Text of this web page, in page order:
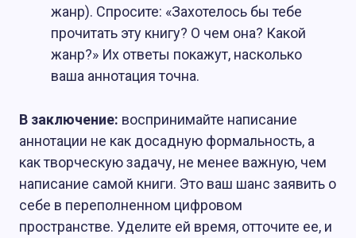
жанр). Спросите: «Захотелось бы тебе
прочитать эту книгу? О чем она? Какой
жанр?» Их ответы покажут, насколько
ваша аннотация точна.
В заключение: воспринимайте написание
аннотации не как досадную формальность, а
как творческую задачу, не менее важную, чем
написание самой книги. Это ваш шанс заявить о
себе в переполненном цифровом
пространстве. Уделите ей время, отточите ее, и